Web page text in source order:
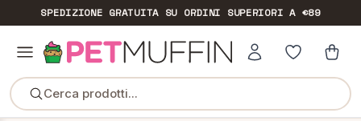
SPEDIZIONE GRATUITASU ORDINI SUPERIORI A €89
Cerca prodotti...